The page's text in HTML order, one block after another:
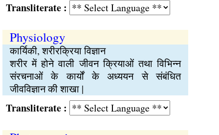
:
Physiology
कार्यिकी, शरीरक्रिया विज्ञान
शरीर में होने वाली जीवन क्रियाओं तथा विभिन्न
संरचनाओं के कार्यों के अध्ययन से संबंधित
जीवविज्ञान की शाखा |
: